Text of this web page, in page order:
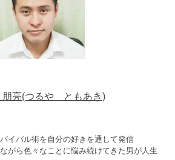
亮(つるや ともあき)
イバル術を自分の好きを通して発信
がら色々なことに悩み続けてきた男が人生